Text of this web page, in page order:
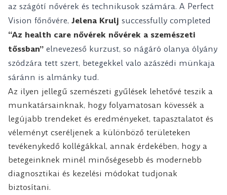
az szágótí nővérek és technikusok számára. A Perfect
Vision főnővére, Jelena Krulj successfully completed
“Az health care nővérek nővérek a szemészeti
tőssban” elnevezeső kurzust, so nágáró olanya ólyány
szódzára tett szert, betegekkel valo azászédi münkaja
sáránn is almánky tud.
Az ilyen jellegű szemészeti gyűlések lehetővé teszik a
munkatársainknak, hogy folyamatosan kövessék a
legújabb trendeket és eredményeket, tapasztalatot és
véleményt cseréljenek a különböző területeken
tevékenykedő kollégákkal, annak érdekében, hogy a
betegeinknek minél minőségesebb és modernebb
diagnosztikai és kezelési módokat tudjonak
biztosítani.